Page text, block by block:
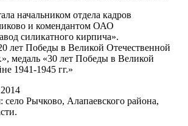
начальником отдела кадров
и комендантом ОАО
силикатного кирпича».
лет Победы в Великой Отечественной
медаль «30 лет Победы в Великой
1941-1945 гг.»
село Рычково, Алапаевского района,